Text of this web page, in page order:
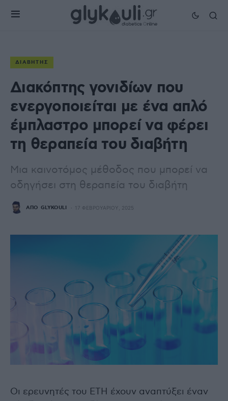
ΔΙΑΒΉΤΗΣ
Διακόπτης γονιδίων που
ενεργοποιείται με ένα απλό
έμπλαστρο μπορεί να φέρει
τη θεραπεία του διαβήτη
Μια καινοτόμος μέθοδος που μπορεί να
οδηγήσει στη θεραπεία του διαβήτη
ΑΠΌ GLYKOULI 17 ΦΕΒΡΟΥΑΡΊΟΥ, 2025
Οι ερευνητές του ETH έχουν αναπτύξει έναν